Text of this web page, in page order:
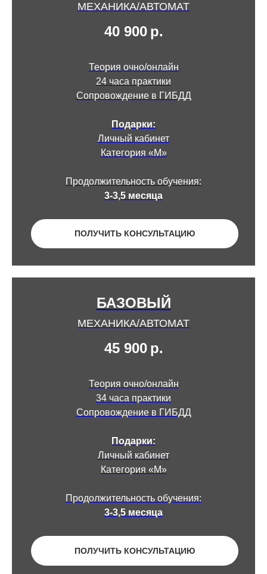
МЕХАНИКА/АВТОМАТ
40 900 р.
Теория очно/онлайн
24 часа практики
Сопровождение в ГИБДД
Подарки:
Личный кабинет
Категория «М»
Продолжительность обучения:
3-3,5 месяца
ПОЛУЧИТЬ КОНСУЛЬТАЦИЮ
БАЗОВЫЙ
МЕХАНИКА/АВТОМАТ
45 900 р.
Теория очно/онлайн
34 часа практики
Сопровождение в ГИБДД
Подарки:
Личный кабинет
Категория «М»
Продолжительность обучения:
3-3,5 месяца
ПОЛУЧИТЬ КОНСУЛЬТАЦИЮ